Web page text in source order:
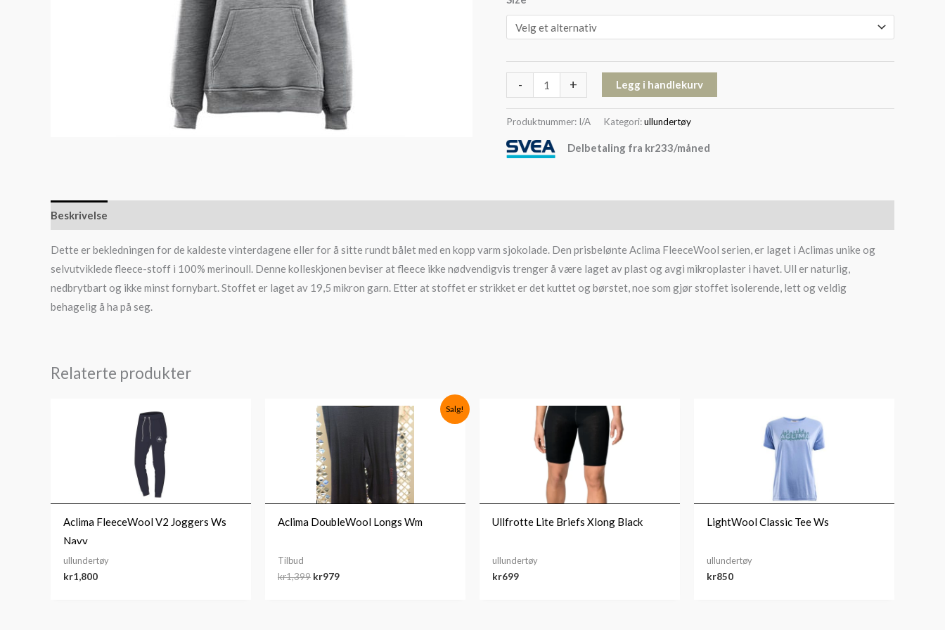
- + Legg i handlekurv
Produktnummer: I/A Kategori:ullundertøy
Delbetaling fra kr233/måned
Beskrivelse
Dette er bekledningen for de kaldeste vinterdagene eller for å sitte rundt bålet med en kopp varm sjokolade. Den prisbelønte Aclima FleeceWool serien, er laget i Aclimas unike og
selvutviklede fleece-stoff i 100% merinoull. Denne kolleskjonen beviser at fleece ikke nødvendigvis trenger å være laget av plast og avgi mikroplaster i havet. Ull er naturlig,
nedbrytbart og ikke minst fornybart. Stoffet er laget av 19,5 mikron garn. Etter at stoffet er strikket er det kuttet og børstet, noe som gjør stoffet isolerende, lett og veldig
behagelig å ha på seg.
Relaterte produkter
Aclima FleeceWool V2 Joggers Ws
Navy
ullundertøy
kr1,800
Salg!
Aclima DoubleWool Longs Wm
Tilbud
kr1,399
Opprinnelig
pris
var:
kr1,399.
kr979
Nåværende
Ullfrotte Lite Briefs Xlong Black
ullundertøy
kr699
LightWool Classic Tee Ws
ullundertøy
kr850